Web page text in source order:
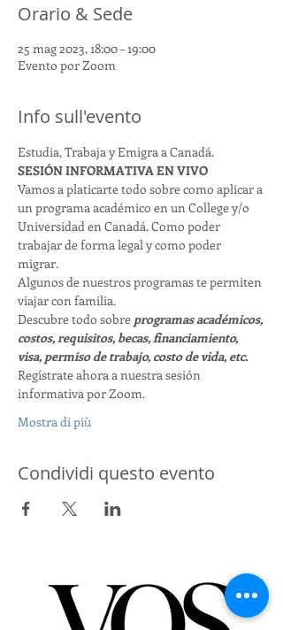
Orario & Sede
25 mag 2023, 18:00 – 19:00
Evento por Zoom
Info sull'evento
Estudia, Trabaja y Emigra a Canadá.
SESIÓN INFORMATIVA EN VIVO
Vamos a platicarte todo sobre como aplicar a
un programa académico en un College y/o
Universidad en Canadá. Como poder
trabajar de forma legal y como poder
migrar.
Algunos de nuestros programas te permiten
viajar con familia.
Descubre todo sobre programas académicos,
costos, requisitos, becas, financiamiento,
visa, permiso de trabajo, costo de vida, etc.
Regístrate ahora a nuestra sesión
informativa por Zoom.
Mostra di più
Condividi questo evento